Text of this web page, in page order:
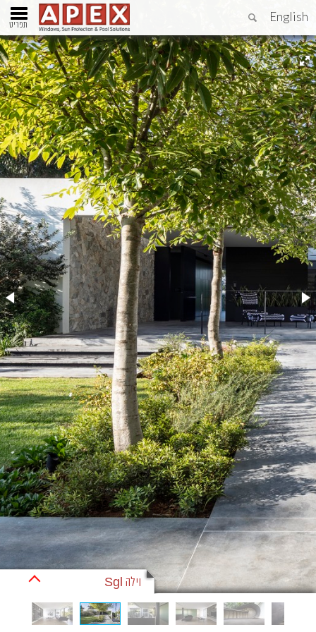
English
תפריט
וילה Sgl